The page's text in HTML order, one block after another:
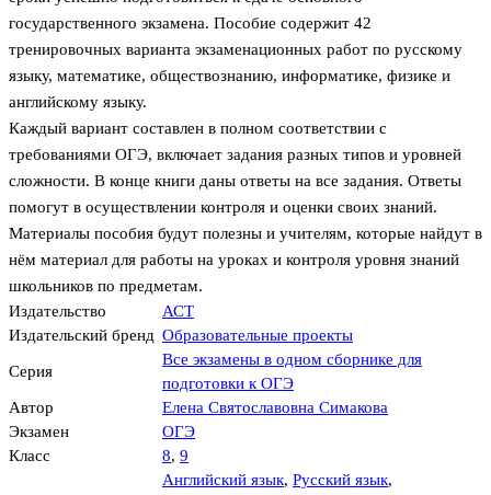
государственного экзамена. Пособие содержит 42
тренировочных варианта экзаменационных работ по русскому
языку, математике, обществознанию, информатике, физике и
английскому языку.
Каждый вариант составлен в полном соответствии с
требованиями ОГЭ, включает задания разных типов и уровней
сложности. В конце книги даны ответы на все задания. Ответы
помогут в осуществлении контроля и оценки своих знаний.
Материалы пособия будут полезны и учителям, которые найдут в
нём материал для работы на уроках и контроля уровня знаний
школьников по предметам.
Издательство
АСТ
Издательский бренд Образовательные проекты
Серия
Все экзамены в одном сборнике для
подготовки к ОГЭ
Автор
Елена Святославовна Симакова
Экзамен
ОГЭ
Класс
8, 9
Английский язык, Русский язык,